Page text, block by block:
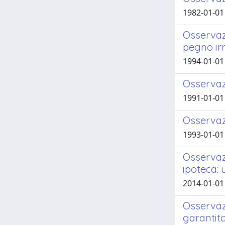
1982-01-
pegno
1994-01-
1991-01-
1993-01-
ipoteca:
2014-01-